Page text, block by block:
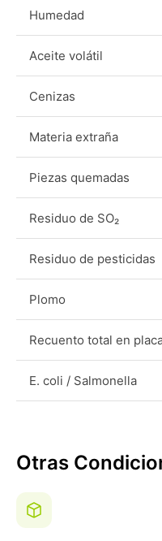
Humedad
Aceite volátil
Cenizas
Materia extraña
Piezas quemadas
Residuo de SO₂
Residuo de pesticidas
Plomo
Recuento total en
E. coli / Salmonella
Otras